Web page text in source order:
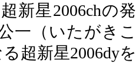
新星2006chの
一（いたがき
超新星2006dy